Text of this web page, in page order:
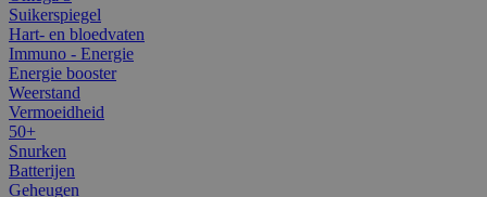
Suikerspiegel
Hart- en bloedvaten
Immuno - Energie
Energie booster
Weerstand
Vermoeidheid
50+
Snurken
Batterijen
Geheugen